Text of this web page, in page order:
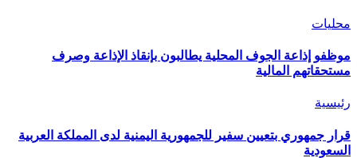
محليات
موظفو إذاعة الجوف المحلية يطالبون بإنقاذ الإذاعة وصرف
مستحقاتهم المالية
رئيسية
قرار جمهوري بتعيين سفير للجمهورية اليمنية لدى المملكة العربية
السعودية